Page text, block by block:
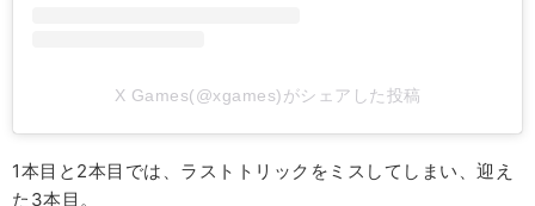
X Games(@xgames)がシェアした投稿
1本目と2本目では、ラストトリックをミスしてしまい、迎え
た3本目。